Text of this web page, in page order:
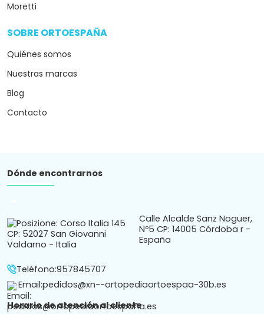
Moretti
SOBRE ORTOESPAÑA
Quiénes somos
Nuestras marcas
Blog
Contacto
Dónde encontrarnos
Calle Alcalde Sanz Noguer,
Nº5 CP: 14005 Córdoba r -
España
Teléfono:957845707
Email:pedidos@xn--ortopediaortoespaa-30b.es
Horario de atención al cliente